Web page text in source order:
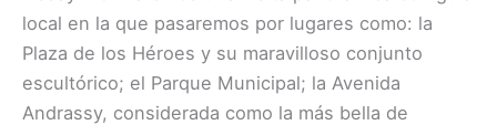
local en la que pasaremos por lugares como: la
Plaza de los Héroes y su maravilloso conjunto
escultórico; el Parque Municipal; la Avenida
Andrassy, considerada como la más bella de